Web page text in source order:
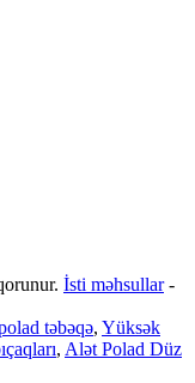
İsti məhsullar-
təbəqə, Yüksək
, Alət Polad Düz